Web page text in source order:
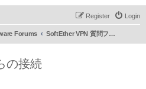
Login
Register
Forums SoftEther VPN 質問フォーラム (日本語)
の接続